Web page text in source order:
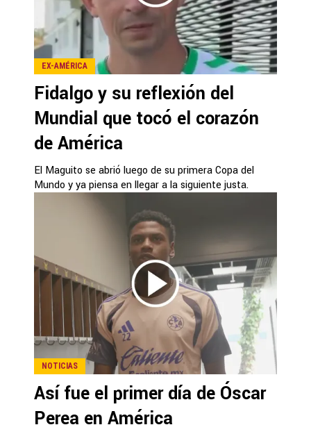
EX-AMÉRICA
Fidalgo y su reflexión del
Mundial que tocó el corazón
de América
El Maguito se abrió luego de su primera Copa del
Mundo y ya piensa en llegar a la siguiente justa.
NOTICIAS
Así fue el primer día de Óscar
Perea en América